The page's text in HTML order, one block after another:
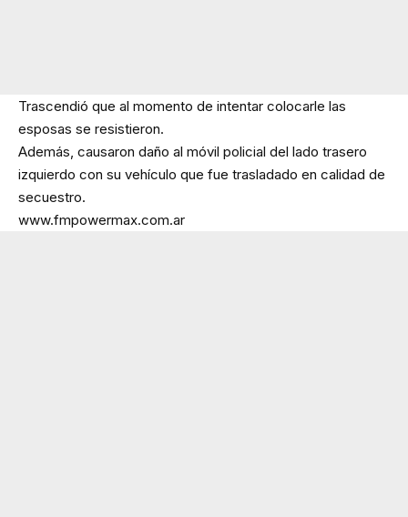
Trascendió que al momento de intentar colocarle las
esposas se resistieron.
Además, causaron daño al móvil policial del lado trasero
izquierdo con su vehículo que fue trasladado en calidad de
secuestro.
www.fmpowermax.com.ar